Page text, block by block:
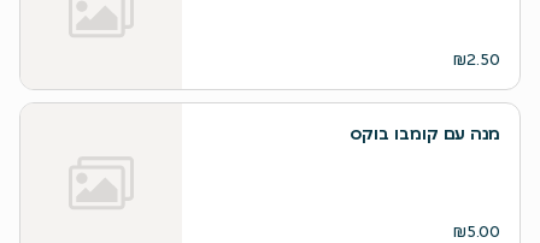
₪2.50
מנה עם קומבו בוקס
₪5.00